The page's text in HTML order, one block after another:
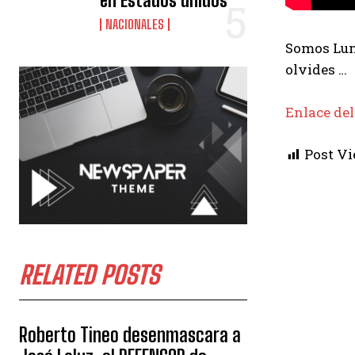
NACIONALES
RELATED POSTS
Roberto Tineo desenmascara a
Somos
olvides …
Enlace
Post